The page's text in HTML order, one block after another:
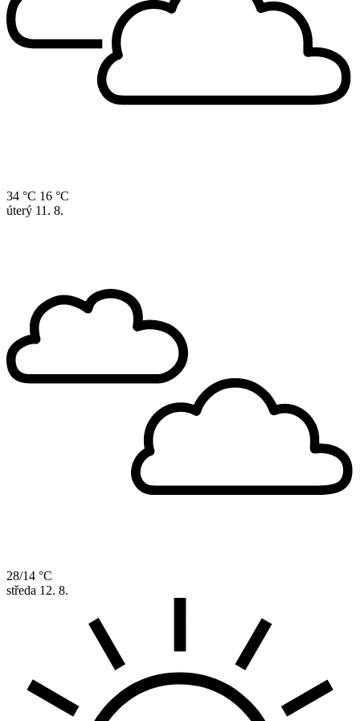
34 °C 16 °C
úterý 11. 8.
28/14 °C
středa 12. 8.